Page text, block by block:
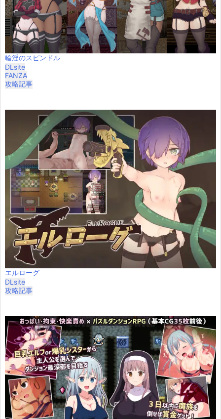
輪淫のスピンドル
DLsite
FANZA
攻略記事
エルローグ
DLsite
攻略記事